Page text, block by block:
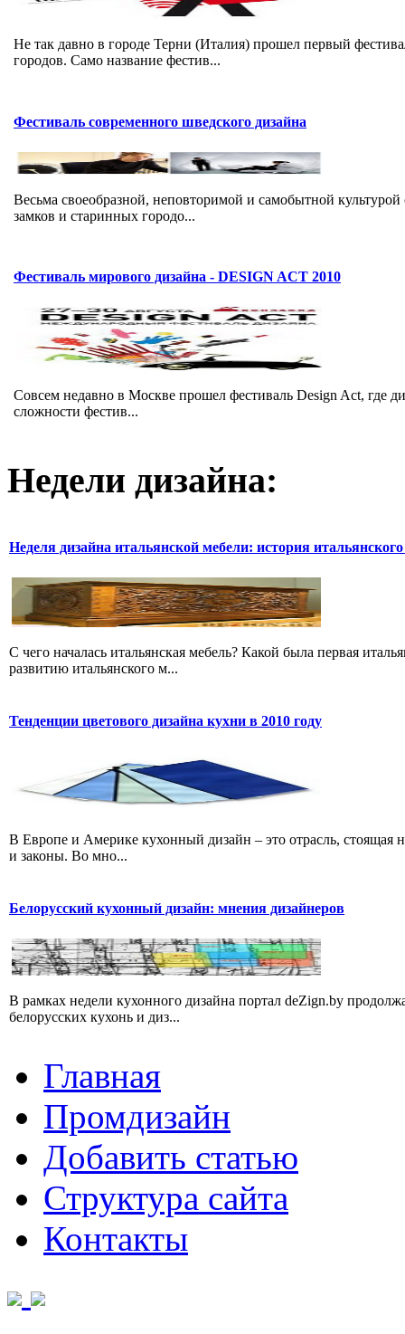
Не так давно в городе Терни (Италия) прошел первый
городов. Само название фестив...
Фестиваль современного шведского дизайна
Весьма своеобразной, неповторимой и самобытной
замков и старинных городо...
Фестиваль мирового дизайна - DESIGN ACT 2010
Совсем недавно в Москве прошел фестиваль Design Act, где
сложности фестив...
Недели дизайна:
Неделя дизайна итальянской мебели: история
С чего началась итальянская мебель? Какой была первая
развитию итальянского м...
Тенденции цветового дизайна кухни в 2010 году
В Европе и Америке кухонный дизайн – это отрасль, стоящая
и законы. Во мно...
Белорусский кухонный дизайн: мнения дизайнеров
В рамках недели кухонного дизайна портал deZign.by
белорусских кухонь и диз...
Главная
Промдизайн
Добавить статью
Структура сайта
Контакты